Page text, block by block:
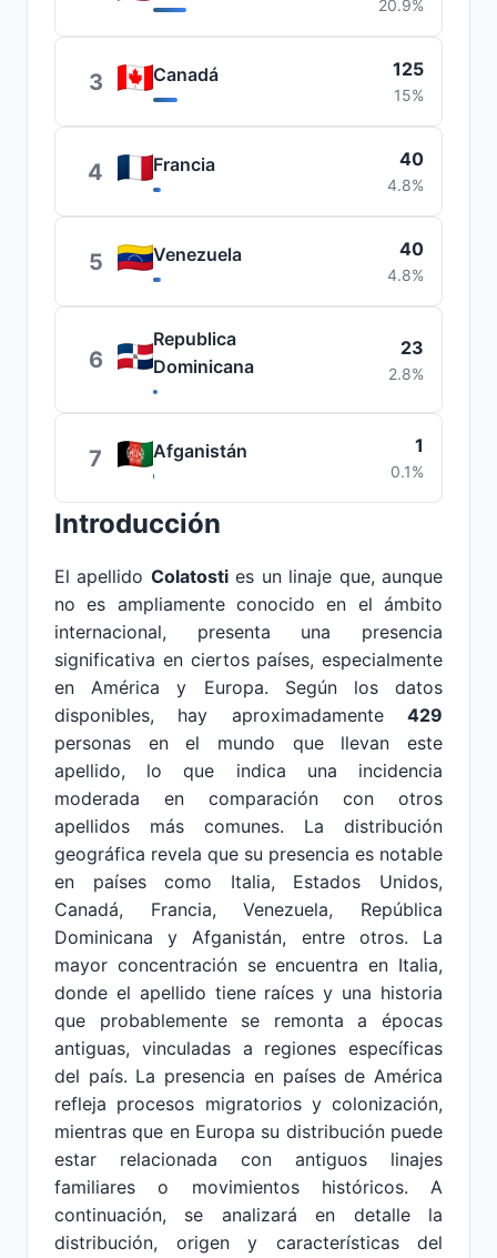
20.9%
3 Canadá 125
15%
4 Francia 40
4.8%
5 Venezuela 40
4.8%
6
Republica
Dominicana
23
2.8%
7 Afganistán 1
0.1%
Introducción
El apellido Colatosties un linaje que, aunque
no es ampliamente conocido en el ámbito
internacional, presenta una presencia
significativa en ciertos países, especialmente
en América y Europa. Según los datos
disponibles, hay aproximadamente 429
personas en el mundo que llevan este
apellido, lo que indica una incidencia
moderada en comparación con otros
apellidos más comunes. La distribución
geográfica revela que su presencia es notable
en países como Italia, Estados Unidos,
Canadá, Francia, Venezuela, República
Dominicana y Afganistán, entre otros. La
mayor concentración se encuentra en Italia,
donde el apellido tiene raíces y una historia
que probablemente se remonta a épocas
antiguas, vinculadas a regiones específicas
del país. La presencia en países de América
refleja procesos migratorios y colonización,
mientras que en Europa su distribución puede
estar relacionada con antiguos linajes
familiares o movimientos históricos. A
continuación, se analizará en detalle la
distribución, origen y características del